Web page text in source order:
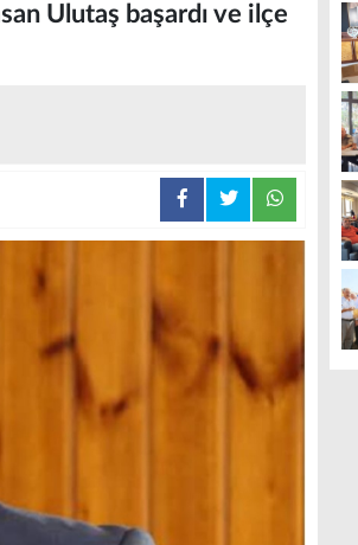
Ulutaş başardı ve ilçe